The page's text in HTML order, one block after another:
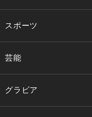
スポーツ
芸能
グラビア